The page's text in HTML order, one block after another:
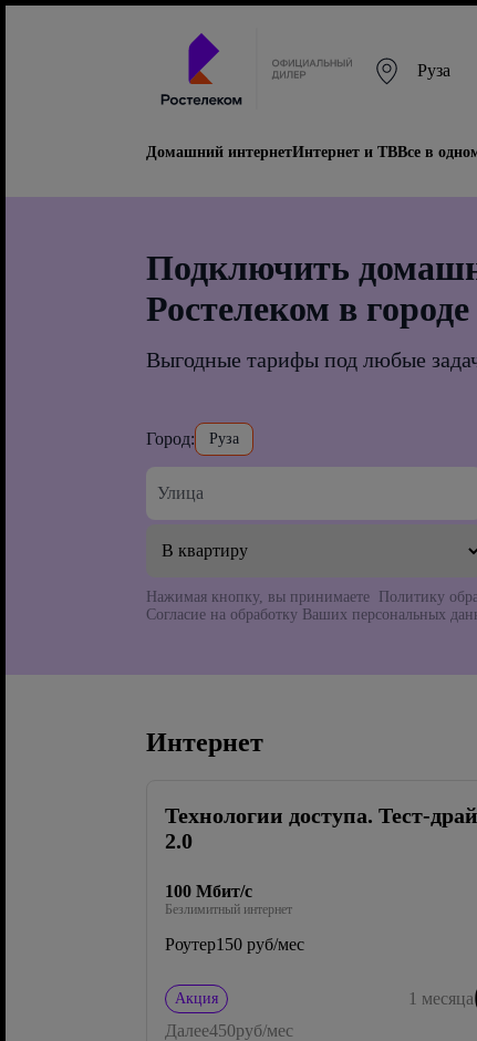
Руза
Домашний интернетИнтернет и ТВВсе в
Подключить
Ростелеком в
Выгодные тарифы под любые
Город: Руза
Нажимая кнопку, вы принимаете Политику
Согласие на обработку Ваших персональных
Интернет
Технологии доступа. Тест-
2.0
100 Мбит/с
Безлимитный интернет
Роутер150 руб/мес
Акция 1 месяца
Далее450руб/мес